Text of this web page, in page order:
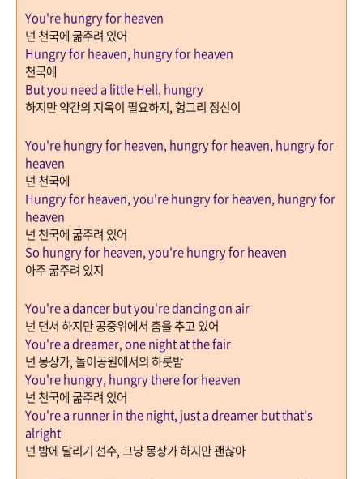
You're hungry for heaven
넌 천국에 굶주려 있어
Hungry for heaven, hungry for heaven
천국에
But you need a little Hell, hungry
하지만 약간의 지옥이 필요하지,헝그리 정신이
You're hungry for heaven, hungry for heaven, hungry for
heaven
넌 천국에
Hungry for heaven, you're hungry for heaven, hungry for
heaven
넌 천국에 굶주려 있어
So hungry for heaven, you're hungry for heaven
아주 굶주려 있지
You're a dancer but you're dancing on air
넌 댄서 하지만 공중위에서 춤을 추고 있어
You're a dreamer, one night at the fair
넌 몽상가,놀이공원에서의 하룻밤
You're hungry, hungry there for heaven
넌 천국에 굶주려 있어
You're a runner in the night, just a dreamer but that's
alright
넌 밤에 달리기 선수,그냥 몽상가 하지만 괜찮아